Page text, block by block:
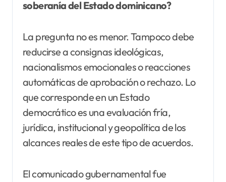
soberanía del Estado dominicano?
La pregunta no es menor. Tampoco debe
reducirse a consignas ideológicas,
nacionalismos emocionales o reacciones
automáticas de aprobación o rechazo. Lo
que corresponde en un Estado
democrático es una evaluación fría,
jurídica, institucional y geopolítica de los
alcances reales de este tipo de acuerdos.
El comunicado gubernamental fue